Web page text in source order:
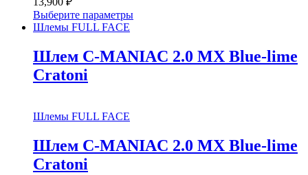
Выберите параметры
Шлемы FULL FACE
Шлем C-MANIAC 2.0 MX Blue-lime
Cratoni
Шлемы FULL FACE
Шлем C-MANIAC 2.0 MX Blue-lime
Cratoni